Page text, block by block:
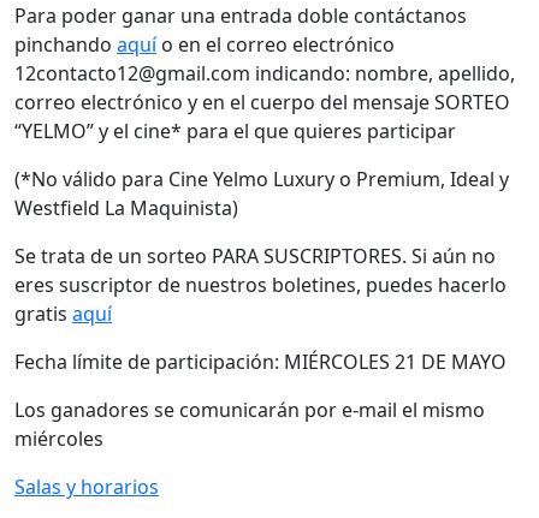
Para poder ganar una entrada doble contáctanos
pinchando aquío en el correo electrónico
12contacto12@gmail.com indicando: nombre, apellido,
correo electrónico y en el cuerpo del mensaje SORTEO
“YELMO” y el cine* para el que quieres participar
(*No válido para Cine Yelmo Luxury o Premium, Ideal y
Westfield La Maquinista)
Se trata de un sorteo PARA SUSCRIPTORES. Si aún no
eres suscriptor de nuestros boletines, puedes hacerlo
gratis aquí
Fecha límite de participación: MIÉRCOLES 21 DE MAYO
Los ganadores se comunicarán por e-mail el mismo
miércoles
Salas y horarios